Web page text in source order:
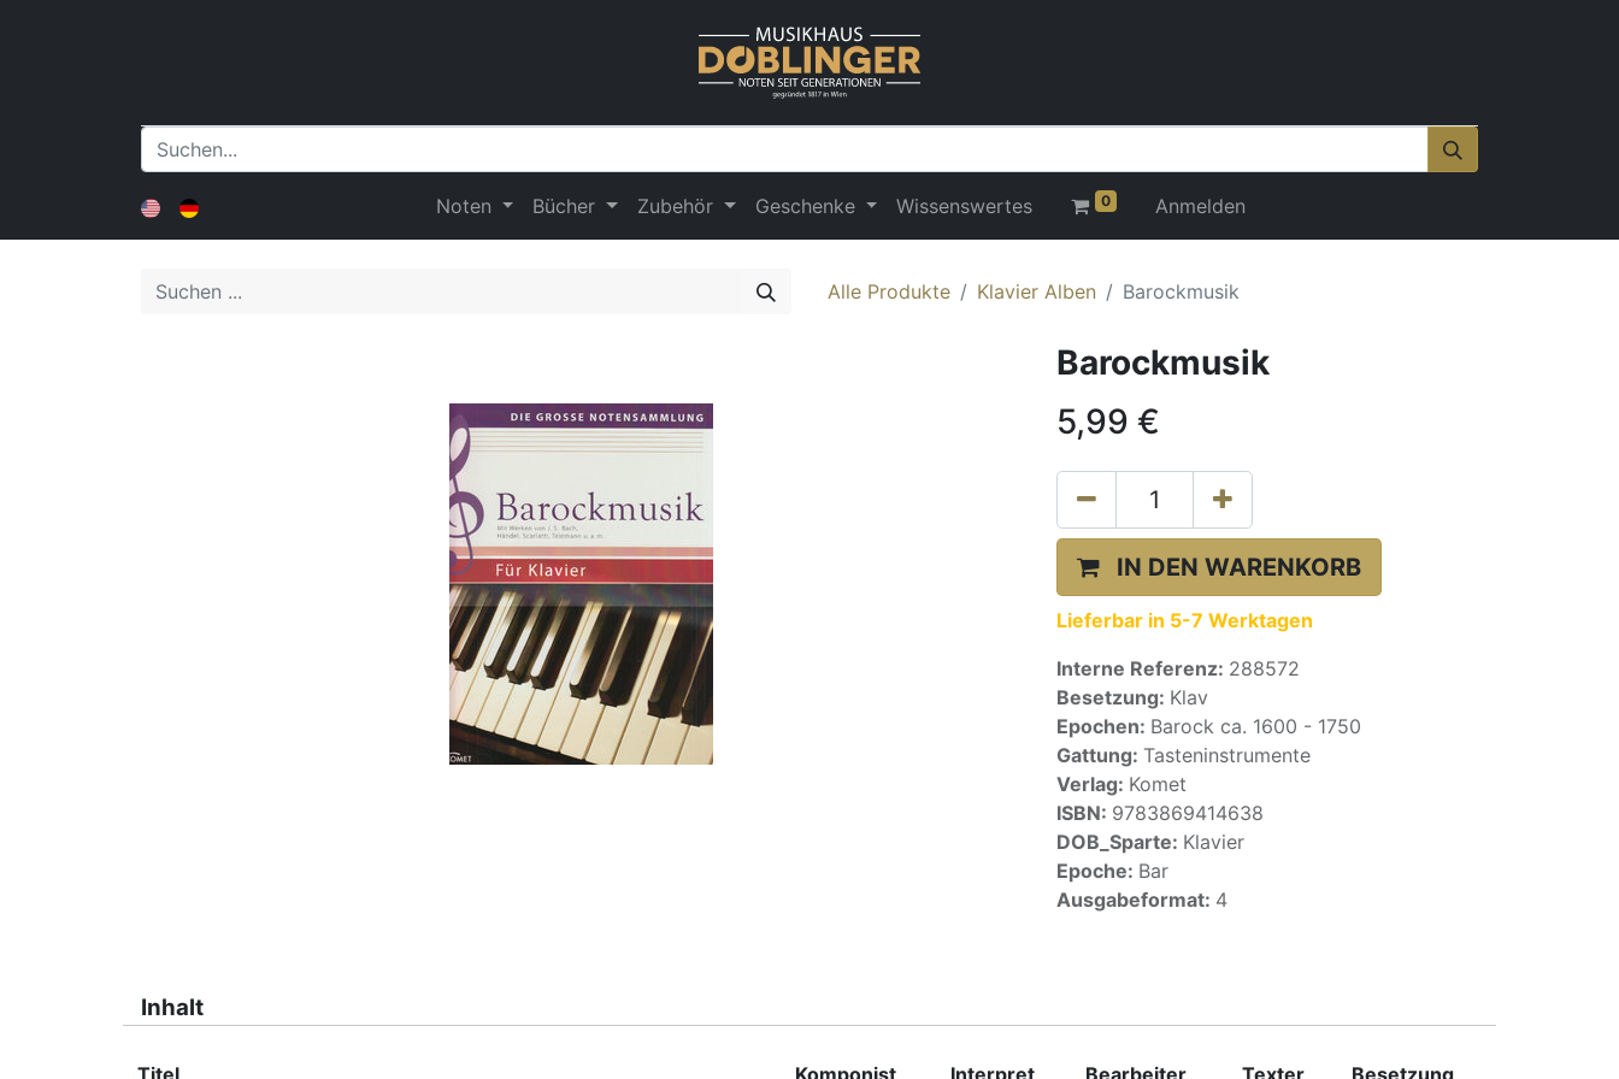
Noten Bücher Zubehör Geschenke Wissenswertes 0 Anmelden
Alle Produkte Klavier Alben Barockmusik
Barockmusik
5,99 €
IN DEN WARENKORB
Lieferbar in 5-7 Werktagen
Interne Referenz: 288572
Besetzung: Klav
Epochen: Barock ca. 1600 - 1750
Gattung: Tasteninstrumente
Verlag: Komet
ISBN: 9783869414638
DOB_Sparte: Klavier
Epoche: Bar
Ausgabeformat: 4
Inhalt
Titel Komponist Interpret Bearbeiter Texter Besetzung